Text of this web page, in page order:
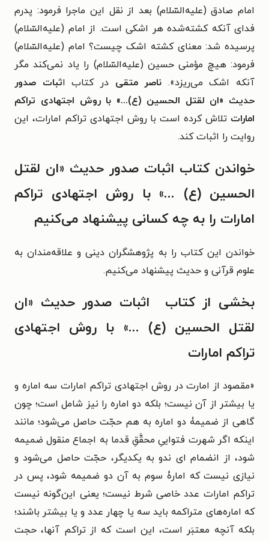
امام صادق (علیه‌السّلام) بعد از نقل این ماجرا فرمود: پدرم
فدای آنکه کشته‌شده هر اشکی است. از امام (علیه‌السّلام)
پرسیده شد: معنای کشته اشک چیست؟ امام (علیه‌السّلام)
فرمود: هیچ مؤمنی حسین (علیه‌السّلام) را یاد نمی‌کند مگر
آنکه اشک می‌ریزد». ناصر متقی در کتاب اثبات صدور
حدیث «ان لقتل الحسین (ع)...» با روش اجتهادی تراکم
امارات تلاش کرده است با روش اجتهادی تراکم امارات، این
روایت را اثبات کند.
خواندن کتاب اثبات صدور حدیث «ان لقتل
الحسین (ع) ...» با روش اجتهادی تراکم
امارات را به چه کسانی پیشنهاد می‌کنیم
خواندن این کتاب را به پژوهشگران دینی و علاقه‌مندان به
علوم قرآنی و حدیث پیشنهاد می‌کنیم.
بخشی از کتاب اثبات صدور حدیث «ان
لقتل الحسین (ع) ...» با روش اجتهادی
تراکم امارات
«مقصود از امارت در روش اجتهادی تراکم امارات سه اماره و
یا بیشتر از آن نیست؛ بلکه دو اماره را نیز شامل است؛ چون
گاهی از ضمیمۀ دو اماره به هم حجّت حاصل می‌شود؛ مانند
اینکه اگر شهرت فتواییِ محقَّقِ قدما به اجماع منقول ضمیمه
شود، از انضمام ای ندو به یکدیگر، حجّت حاصل می‌شود و
نیازی نیست که امارۀ سوم به آن دو ضمیمه شود، پس در
تراکم امارات عدد خاصی شرط نیست؛ یعنی این‌گونه نیست
که اماره‌های متراکمه باید سه یا چهار عدد و یا بیشتر باشند؛
بلکه آنچه معتبَر است، این است که از تراکم آنها، حجت